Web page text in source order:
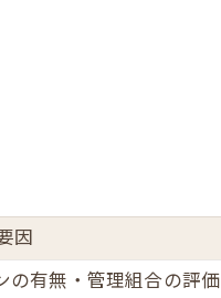
因
の有無・管理組合の評価